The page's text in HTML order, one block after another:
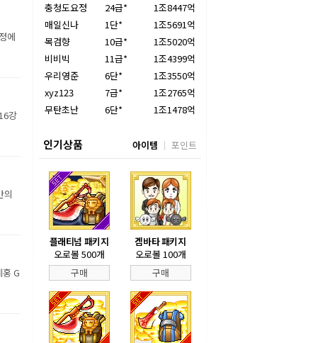
에
강
의
G
충청도요정
24급*
1조8447억
매일신나
1단*
1조5691억
목검향
10급*
1조5020억
비비빅
11급*
1조4399억
우리영준
6단*
1조3550억
xyz123
7급*
1조2765억
무탄초난
6단* 1조1478억
인기상품 아이템 포인트
플래티넘 패키지
오로볼 500개
구매
겜바타 패키지
오로볼 100개
구매